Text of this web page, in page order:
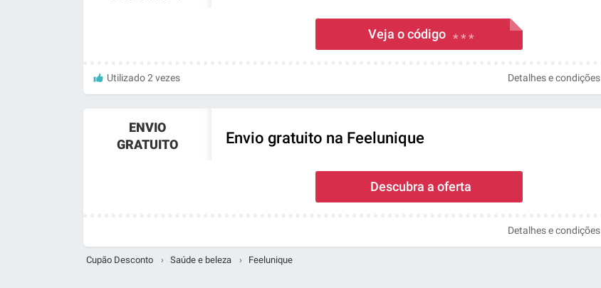
Veja o código * * *
Utilizado 2 vezes Detalhes e condições
ENVIO
GRATUITO
Envio gratuito na Feelunique
Descubra a oferta
Detalhes e condições
Cupão Desconto › Saúde e beleza › Feelunique